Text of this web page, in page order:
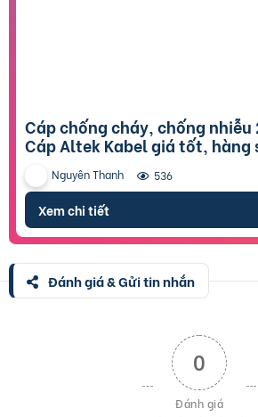
Cáp chống cháy, chống nhiễu 2×1.5mm2 –
Cáp Altek Kabel giá tốt, hàng
Nguyên Thanh 536
Xem chi tiết
Đánh giá & Gửi tin nhắn
0
Đánh giá